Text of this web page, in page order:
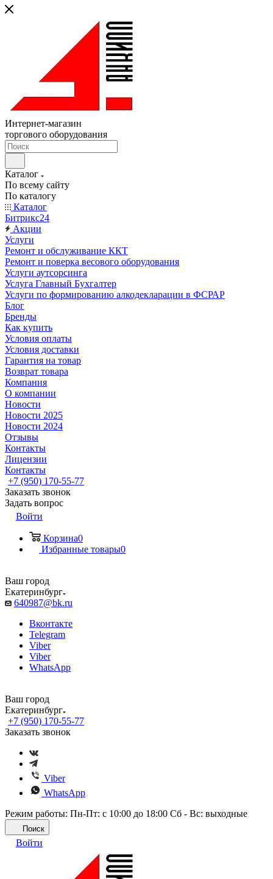
Интернет-магазин
торгового оборудования
Каталог
По всему сайту
По каталогу
Каталог
Битрикс24
Акции
Услуги
Ремонт и обслуживание ККТ
Ремонт и поверка весового оборудования
Услуги аутсорсинга
Услуга Главный Бухгалтер
Услуги по формированию алкодекларации в ФСРАР
Блог
Бренды
Как купить
Условия оплаты
Условия доставки
Гарантия на товар
Возврат товара
Компания
О компании
Новости
Новости 2025
Новости 2024
Отзывы
Контакты
Лицензии
Контакты
+7 (950) 170-55-77
Заказать звонок
Задать вопрос
Войти
Корзина0
Избранные товары0
Ваш город
Екатеринбург
640987@bk.ru
Вконтакте
Telegram
Viber
Viber
WhatsApp
Ваш город
Екатеринбург
+7 (950) 170-55-77
Заказать звонок
Viber
WhatsApp
Режим работы: Пн-Пт: с 10:00 до 18:00 Сб - Вс: выходные
Поиск
Войти